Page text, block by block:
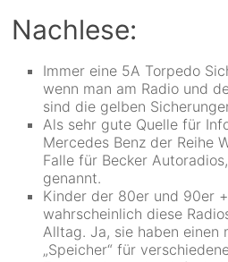
Nachlese:
Immer eine 5A Torpedo
wenn man am Radio und
sind die gelben
Als sehr gute Quelle für
Mercedes Benz der Reihe
Falle für Becker
genannt.
Kinder der 80er und 90er
wahrscheinlich diese
Alltag. Ja, sie haben einen
„Speicher“ für